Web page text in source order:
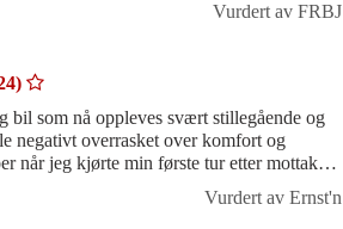
Vurdert av FRBJ
bil som nå oppleves svært stillegående og
negativt overrasket over komfort og
når jeg kjørte min første tur etter mottak av
Vurdert av Ernst'n